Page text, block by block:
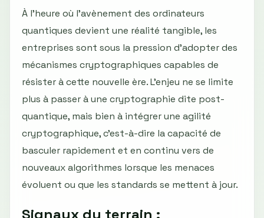
À l’heure où l’avènement des ordinateurs
quantiques devient une réalité tangible, les
entreprises sont sous la pression d’adopter des
mécanismes cryptographiques capables de
résister à cette nouvelle ère. L’enjeu ne se limite
plus à passer à une cryptographie dite post-
quantique, mais bien à intégrer une agilité
cryptographique, c’est-à-dire la capacité de
basculer rapidement et en continu vers de
nouveaux algorithmes lorsque les menaces
évoluent ou que les standards se mettent à jour.
Signaux du terrain :